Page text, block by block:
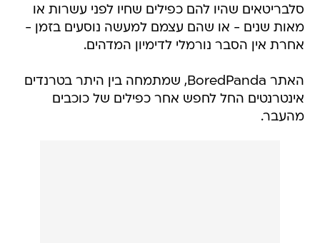
סלבריטאים שהיו להם כפילים שחיו לפני עשרות או
מאות שנים - או שהם עצמם למעשה נוסעים בזמן -
אחרת אין הסבר נורמלי לדימיון המדהים.
האתר BoredPanda, שמתמחה בין היתר בטרנדים
אינטרנטים החל לחפש אחר כפילים של כוכבים
מהעבר.